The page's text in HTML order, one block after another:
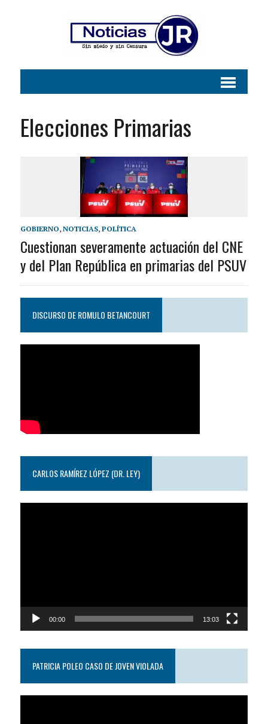
Elecciones Primarias
GOBIERNO, NOTICIAS, POLÍTICA
Cuestionan severamente actuación del CNE
y del Plan República en primarias del PSUV
DISCURSO DE ROMULO BETANCOURT
CARLOS RAMÍREZ LÓPEZ (DR. LEY)
00:00 13:03
PATRICIA POLEO CASO DE JOVEN VIOLADA